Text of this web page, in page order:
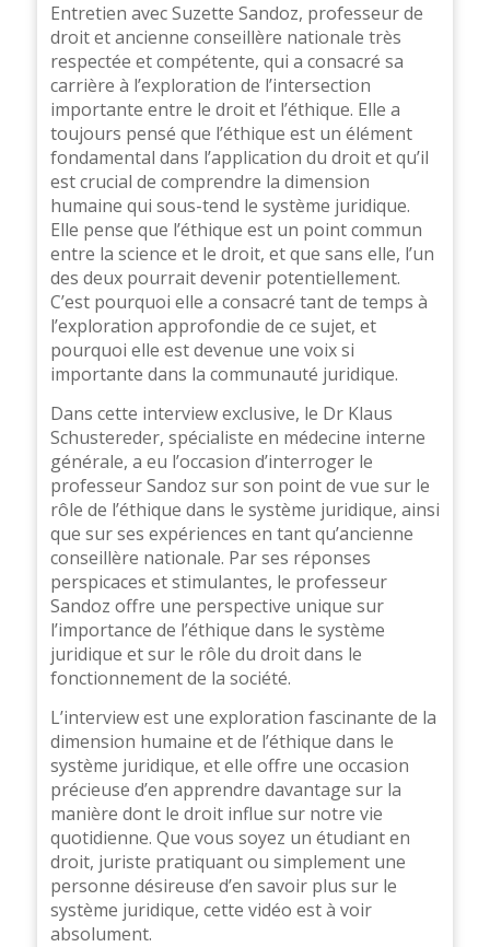
Entretien avec Suzette Sandoz, professeur de
droit et ancienne conseillère nationale très
respectée et compétente, qui a consacré sa
carrière à l’exploration de l’intersection
importante entre le droit et l’éthique. Elle a
toujours pensé que l’éthique est un élément
fondamental dans l’application du droit et qu’il
est crucial de comprendre la dimension
humaine qui sous-tend le système juridique.
Elle pense que l’éthique est un point commun
entre la science et le droit, et que sans elle, l’un
des deux pourrait devenir potentiellement.
C’est pourquoi elle a consacré tant de temps à
l’exploration approfondie de ce sujet, et
pourquoi elle est devenue une voix si
importante dans la communauté juridique.
Dans cette interview exclusive, le Dr Klaus
Schustereder, spécialiste en médecine interne
générale, a eu l’occasion d’interroger le
professeur Sandoz sur son point de vue sur le
rôle de l’éthique dans le système juridique, ainsi
que sur ses expériences en tant qu’ancienne
conseillère nationale. Par ses réponses
perspicaces et stimulantes, le professeur
Sandoz offre une perspective unique sur
l’importance de l’éthique dans le système
juridique et sur le rôle du droit dans le
fonctionnement de la société.
L’interview est une exploration fascinante de la
dimension humaine et de l’éthique dans le
système juridique, et elle offre une occasion
précieuse d’en apprendre davantage sur la
manière dont le droit influe sur notre vie
quotidienne. Que vous soyez un étudiant en
droit, juriste pratiquant ou simplement une
personne désireuse d’en savoir plus sur le
système juridique, cette vidéo est à voir
absolument.